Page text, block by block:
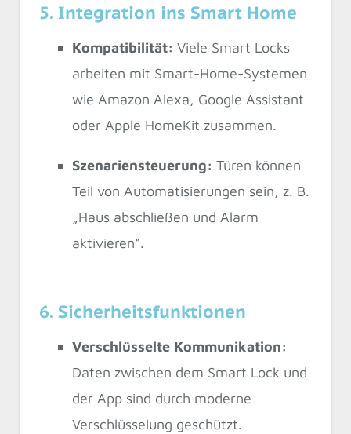
5. Integration ins Smart Home
Kompatibilität: Viele Smart Locks
arbeiten mit Smart-Home-Systemen
wie Amazon Alexa, Google Assistant
oder Apple HomeKit zusammen.
Szenariensteuerung: Türen können
Teil von Automatisierungen sein, z. B.
„Haus abschließen und Alarm
aktivieren“.
6. Sicherheitsfunktionen
Verschlüsselte Kommunikation:
Daten zwischen dem Smart Lock und
der App sind durch moderne
Verschlüsselung geschützt.